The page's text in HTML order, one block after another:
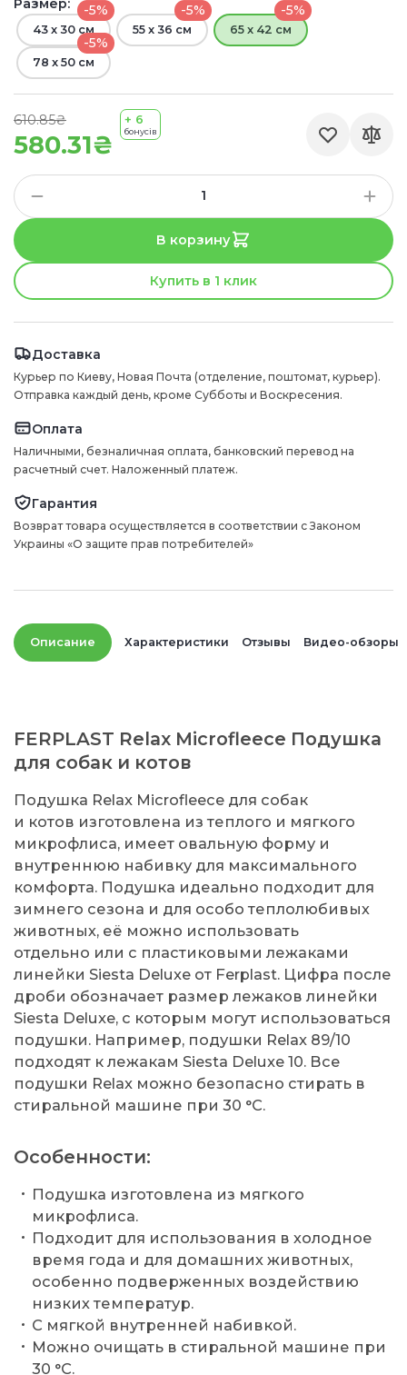
580.31₴
610.85₴ + 6
бонусів
Размер: -5%
43 x 30 см
-5%
55 x 36 см
-5%
65 x 42 см
-5%
78 x 50 см
В корзину
Купить в 1 клик
Доставка
Курьер по Киеву, Новая Почта (отделение, поштомат, курьер).
Отправка каждый день, кроме Субботы и Воскресения.
Оплата
Наличными, безналичная оплата, банковский перевод на
расчетный счет. Наложенный платеж.
Гарантия
Возврат товара осуществляется в соответствии с Законом
Украины «О защите прав потребителей»
Описание Характеристики Отзывы Видео-обзоры
FERPLAST Relax Microfleece Подушка
для собак и котов
Подушка Relax Microfleece для собак
и котов изготовлена из теплого и мягкого
микрофлиса, имеет овальную форму и
внутреннюю набивку для максимального
комфорта. Подушка идеально подходит для
зимнего сезона и для особо теплолюбивых
животных, её можно использовать
отдельно или с пластиковыми лежаками
линейки Siesta Deluxe от Ferplast. Цифра после
дроби обозначает размер лежаков линейки
Siesta Deluxe, с которым могут использоваться
подушки. Например, подушки Relax 89/10
подходят к лежакам Siesta Deluxe 10. Все
подушки Relax можно безопасно стирать в
стиральной машине при 30 °C.
Особенности:
Подушка изготовлена из мягкого
микрофлиса.
Подходит для использования в холодное
время года и для домашних животных,
особенно подверженных воздействию
низких температур.
С мягкой внутренней набивкой.
Можно очищать в стиральной машине при
30 °C.